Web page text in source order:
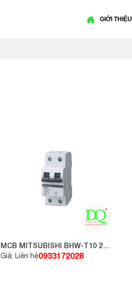
GIỚI THIỆU
MCB MITSUBISHI BHW-T10 2P
C20
Giá: Liên hệ0933172028